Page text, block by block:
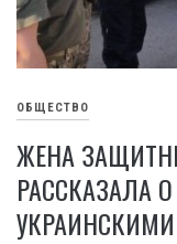
ОБЩЕСТВО
ЖЕНА
РАССКАЗАЛА